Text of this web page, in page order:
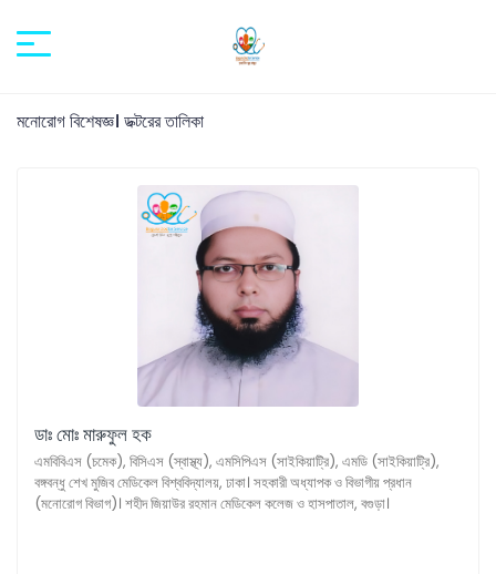
মনোরোগ বিশেষজ্ঞ। ডক্টরের তালিকা
ডাঃ মোঃ মারুফুল হক
এমবিবিএস (চমেক), বিসিএস (স্বাস্থ্য), এমসিপিএস (সাইকিয়াট্রি), এমডি (সাইকিয়াট্রি),
বঙ্গবন্ধু শেখ মুজিব মেডিকেল বিশ্ববিদ্যালয়, ঢাকা। সহকারী অধ্যাপক ও বিভাগীয় প্রধান
(মনোরোগ বিভাগ)। শহীদ জিয়াউর রহমান মেডিকেল কলেজ ও হাসপাতাল, বগুড়া।